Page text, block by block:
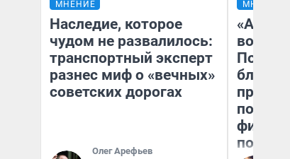
МНЕНИЕ
Наследие, которое
чудом не развалилось:
транспортный эксперт
разнес миф о «вечных»
советских дорогах
Олег Арефьев
МНЕНИЕ
вот